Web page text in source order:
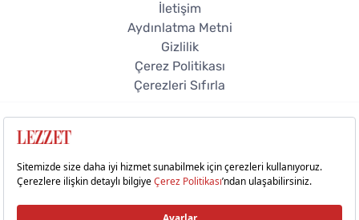
İletişim
Aydınlatma Metni
Gizlilik
Çerez Politikası
Çerezleri Sıfırla
© 2026 Lezzet Online. Tüm hakları saklıdır.